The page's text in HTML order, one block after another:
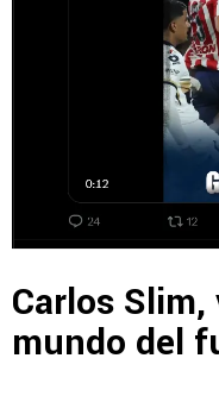
Carlos
mundo del